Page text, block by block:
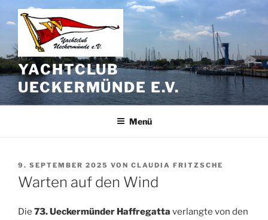
Zum
Inhalt
springen
YACHTCLUB
UECKERMÜNDE E.V.
Menü
VERÖFFENTLICHT
AM
9. SEPTEMBER 2025 VON CLAUDIA FRITZSCHE
Warten auf den Wind
Die 73. Ueckermünder Haffregatta verlangte von den